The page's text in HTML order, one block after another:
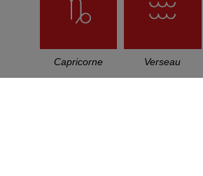
Capricorne Verseau